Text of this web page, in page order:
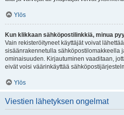
Ylös
Kun klikkaan sähköpostilinkkiä, minua
Vain rekisteröityneet käyttäjät voivat
sisäänrakennetulla sähköpostilomakkeella
ominaisuuden. Kirjautuminen vaaditaan,
eivät voisi väärinkäyttää
Ylös
Viestien lähetyksen ongelmat